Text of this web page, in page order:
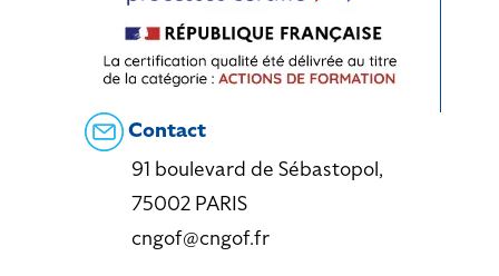
Contact
91 boulevard de Sébastopol,
75002 PARIS
cngof@cngof.fr